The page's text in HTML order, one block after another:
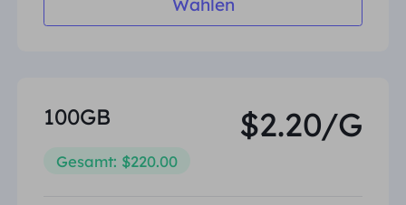
Wählen
100GB
Gesamt: $220.00
$2.20/G